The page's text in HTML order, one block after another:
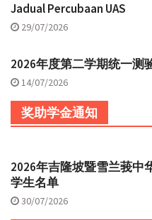
Jadual Percubaan UAS
29/07/2026
2026年度第二学期统一测
14/07/2026
奖助学金通知
2026年吉隆坡暨雪兰莪中
学生名单
30/07/2026